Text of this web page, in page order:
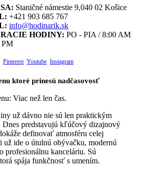
Staničné námestie 9,040 02 Košice
+421 903 685 767
info@hodinarik.sk
HODINY: PO - PIA / 8:00 AM
PM
Pinterest Youtube Instagram
ktoré prinesú nadčasovosť
Viac než len čas.
už dávno nie sú len praktickým
Dnes predstavujú kľúčový dizajnový
definovať atmosféru celej
už ide o útulnú obývačku, modernú
profesionálnu kanceláriu. Sú
spája funkčnosť s umením.